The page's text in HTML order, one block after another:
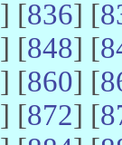
] [836] [
] [848] [
] [860] [
] [872] [